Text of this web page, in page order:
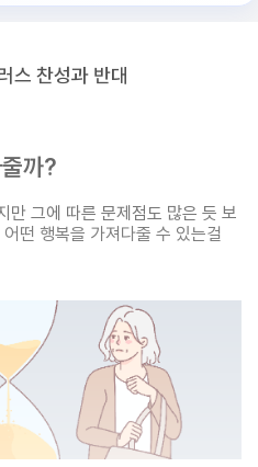
스 찬성과 반대
까?
만 그에 따른 문제점도 많은 듯 보
떤 행복을 가져다줄 수 있는걸